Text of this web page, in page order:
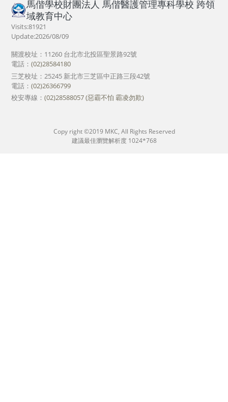
馬偕學校財團法人 馬偕醫護管理專科學校 跨領
域教育中心
Visits:81921
Update:2026/08/09
關渡校址：11260 台北市北投區聖景路92號
電話：(02)28584180
三芝校址：25245 新北市三芝區中正路三段42號
電話：(02)26366799
校安專線：(02)28588057 (惡霸不怕 霸凌勿欺)
Copy right ©2019 MKC, All Rights Reserved
建議最佳瀏覽解析度 1024*768